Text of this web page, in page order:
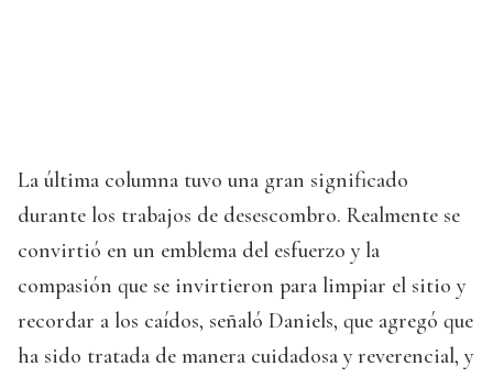
La última columna tuvo una gran significado
durante los trabajos de desescombro. Realmente se
convirtió en un emblema del esfuerzo y la
compasión que se invirtieron para limpiar el sitio y
recordar a los caídos, señaló Daniels, que agregó que
ha sido tratada de manera cuidadosa y reverencial, y